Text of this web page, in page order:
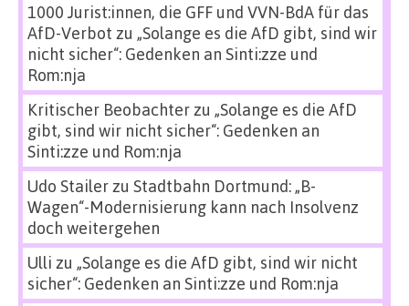
1000 Jurist:innen, die GFF und VVN-BdA für das
AfD-Verbot zu „Solange es die AfD gibt, sind wir
nicht sicher“: Gedenken an Sinti:zze und
Rom:nja
Kritischer Beobachterzu „Solange es die AfD
gibt, sind wir nicht sicher“: Gedenken an
Sinti:zze und Rom:nja
Udo Stailerzu Stadtbahn Dortmund: „B-
Wagen“-Modernisierung kann nach Insolvenz
doch weitergehen
Ulli zu „Solange es die AfD gibt, sind wir nicht
sicher“: Gedenken an Sinti:zze und Rom:nja